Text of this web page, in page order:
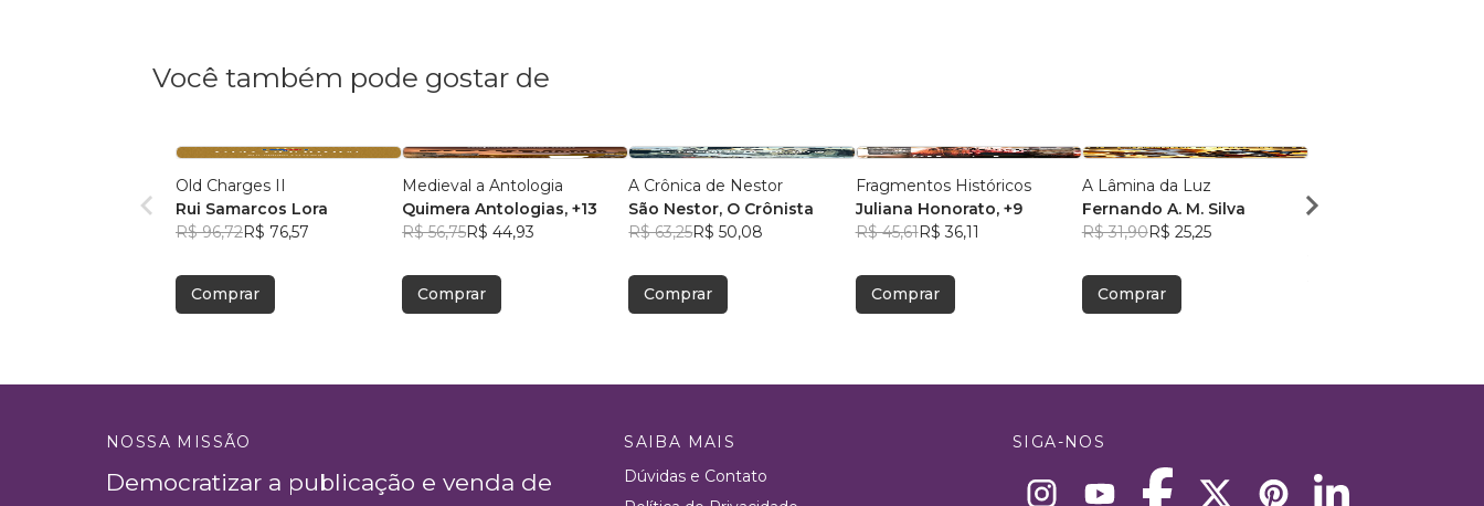
Você também pode gostar de
Old Charges II
Rui Samarcos Lora
R$ 96,72R$ 76,57
Comprar
Medieval a Antologia
Quimera Antologias, +13
R$ 56,75R$ 44,93
Comprar
A Crônica de Nestor
São Nestor, O Crônista
R$ 63,25R$ 50,08
Comprar
Fragmentos Históricos
Juliana Honorato, +9
R$ 45,61R$ 36,11
Comprar
A Lâmina da Luz
Fernando A. M. Silva
R$ 31,90R$ 25,25
Comprar
MAÇONARIA
NOSSA MISSÃO
Democratizar a publicação e venda de
SAIBA MAIS
Dúvidas e Contato
SIGA-NOS